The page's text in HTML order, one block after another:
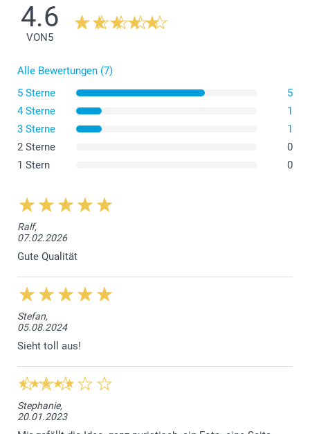
4.6
VON 5
Alle Bewertungen (7)
5 Sterne
5
4 Sterne
1
3 Sterne
1
2 Sterne
0
1 Stern
0
Ralf,
07.02.2026
Gute Qualität
Stefan,
05.08.2024
Sieht toll aus!
Stephanie,
20.01.2023